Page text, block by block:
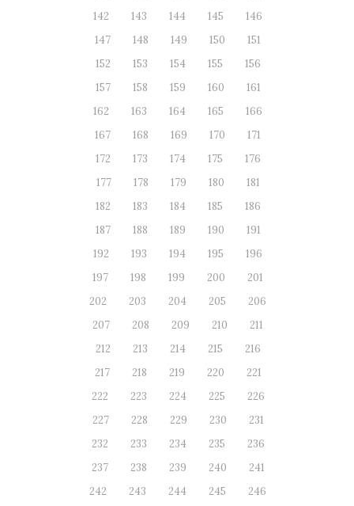
142
143 144 145
146
147
148 149 150
151
152
153 154 155
156
157
158 159 160
161
162
163 164 165
166
167
168 169 170
171
172
173 174 175
176
177
178 179 180
181
182
183 184 185
186
187
188 189 190
191
192
193 194 195
196
197
198 199 200
201
202
203 204 205
206
207
208 209 210
211
212
213 214 215
216
217
218 219 220
221
222
223 224 225
226
227
228 229 230
231
232
233 234 235
236
237
238 239 240
241
242
243 244 245
246